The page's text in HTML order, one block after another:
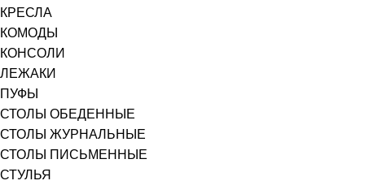
КРЕСЛА
КОМОДЫ
КОНСОЛИ
ЛЕЖАКИ
ПУФЫ
СТОЛЫ ОБЕДЕННЫЕ
СТОЛЫ ЖУРНАЛЬНЫЕ
СТОЛЫ ПИСЬМЕННЫЕ
СТУЛЬЯ